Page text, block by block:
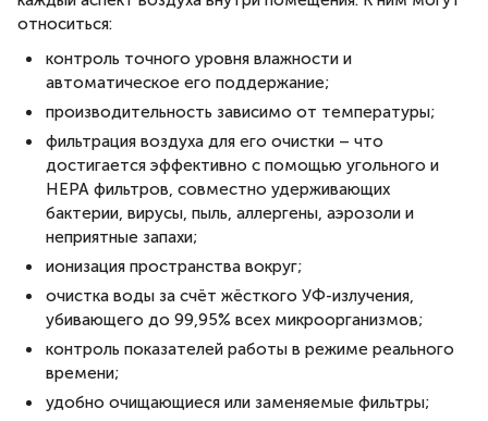
относиться:
контроль точного уровня влажности и
автоматическое его поддержание;
производительность зависимо от температуры;
фильтрация воздуха для его очистки – что
достигается эффективно с помощью угольного и
HEPA фильтров, совместно удерживающих
бактерии, вирусы, пыль, аллергены, аэрозоли и
неприятные запахи;
ионизация пространства вокруг;
очистка воды за счёт жёсткого УФ-излучения,
убивающего до 99,95% всех микроорганизмов;
контроль показателей работы в режиме реального
времени;
удобно очищающиеся или заменяемые фильтры;